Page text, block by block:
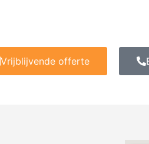
Vrijblijvende offerte